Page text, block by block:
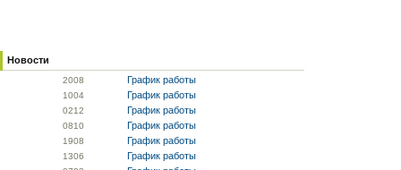
Новости
2008 График работы
1004 График работы
0212 График работы
0810 График работы
1908 График работы
1306 График работы